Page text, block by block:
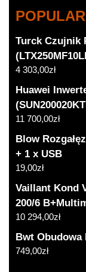
Turck Czujnik
4 303,00zł
Huawei
11 700,00zł
Blow
+ 1 x USB
19,00zł
Vaillant Kond
200/6
10 294,00zł
Bwt
749,00zł